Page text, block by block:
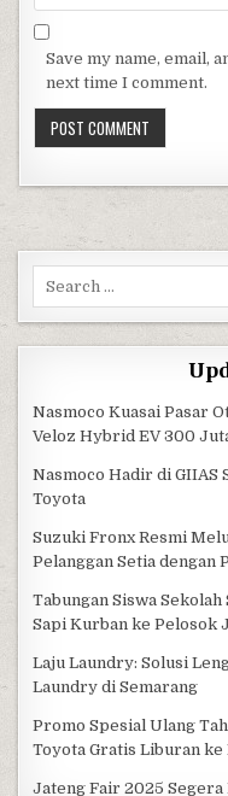
Save my name, email,
next time I comment.
Nasmoco Kuasai Pasar
Veloz Hybrid EV 300
Nasmoco Hadir di GIIAS
Toyota
Suzuki Fronx Resmi
Pelanggan Setia dengan
Tabungan Siswa
Sapi Kurban ke Pelosok
Laju Laundry: Solusi
Laundry di Semarang
Promo Spesial Ulang
Toyota Gratis Liburan ke
Jateng Fair 2025